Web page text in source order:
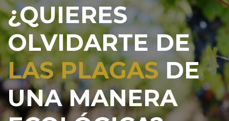
¿QUIERES
OLVIDARTE DE
LAS PLAGAS DE
UNA MANERA